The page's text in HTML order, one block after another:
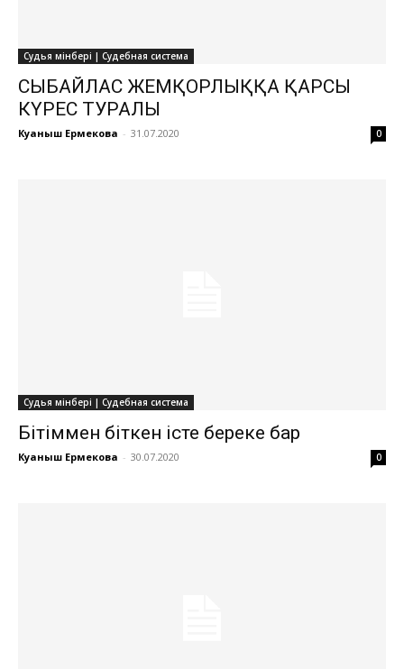
Судья мінбері | Судебная система
СЫБАЙЛАС ЖЕМҚОРЛЫҚҚА ҚАРСЫ
КҮРЕС ТУРАЛЫ
Куаныш Ермекова - 31.07.2020 0
Судья мінбері | Судебная система
Бітіммен біткен істе береке бар
Куаныш Ермекова - 30.07.2020 0